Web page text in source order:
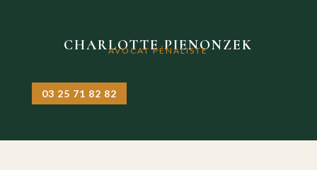
CHARLOTTE PIENONZEK
AVOCAT PÉNALISTE
03 25 71 82 82